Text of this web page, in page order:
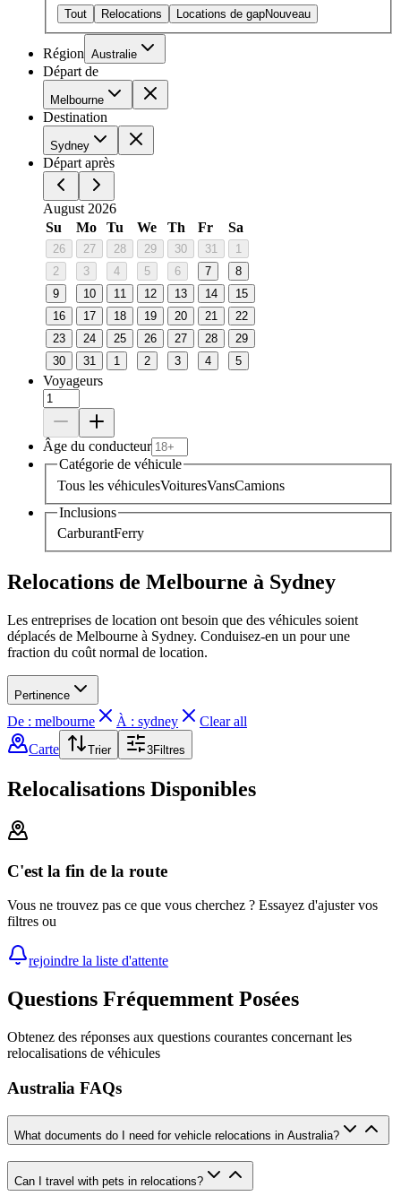
Tout Relocations Locations de gapNouveau
Région Australie
Départ de
Melbourne
Destination
Sydney
Départ après
August 2026
Su
Mo Tu We Th Fr Sa
26 27 28 29 30 31
1
2
3 4 5 6 7
8
9
10 11 12 13 14
15
16
17 18 19 20 21
22
23
24 25 26 27 28
29
30
31 1 2 3 4 5
Voyageurs
Âge du conducteur
Catégorie de véhicule
Tous les véhiculesVoituresVansCamions
Inclusions
CarburantFerry
Relocations de Melbourne à Sydney
Les entreprises de location ont besoin que des véhicules soient
déplacés de Melbourne à Sydney. Conduisez-en un pour une
fraction du coût normal de location.
Pertinence
De : melbourne À : sydney
Clear all
Carte
Trier 3Filtres
Relocalisations Disponibles
C'est la fin de la route
Vous ne trouvez pas ce que vous cherchez ? Essayez d'ajuster vos
filtres ou
rejoindre la liste d'attente
Questions Fréquemment Posées
Obtenez des réponses aux questions courantes concernant les
relocalisations de véhicules
Australia FAQs
What documents do I need for vehicle relocations in Australia?
Can I travel with pets in relocations?